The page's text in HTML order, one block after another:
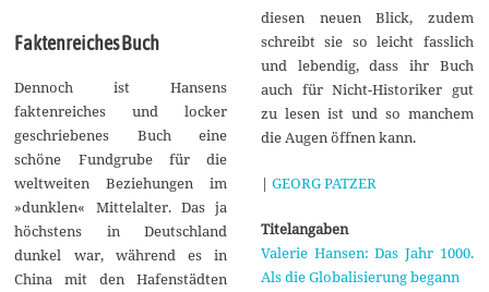
Faktenreiches Buch
Dennoch ist Hansens
faktenreiches und locker
geschriebenes Buch eine
schöne Fundgrube für die
weltweiten Beziehungen im
»dunklen« Mittelalter. Das ja
höchstens in Deutschland
dunkel war, während es in
China mit den Hafenstädten
diesen neuen Blick, zudem
schreibt sie so leicht fasslich
und lebendig, dass ihr Buch
auch für Nicht-Historiker gut
zu lesen ist und so manchem
die Augen öffnen kann.
| GEORG PATZER
Titelangaben
Valerie Hansen: Das Jahr 1000.
Als die Globalisierung begann